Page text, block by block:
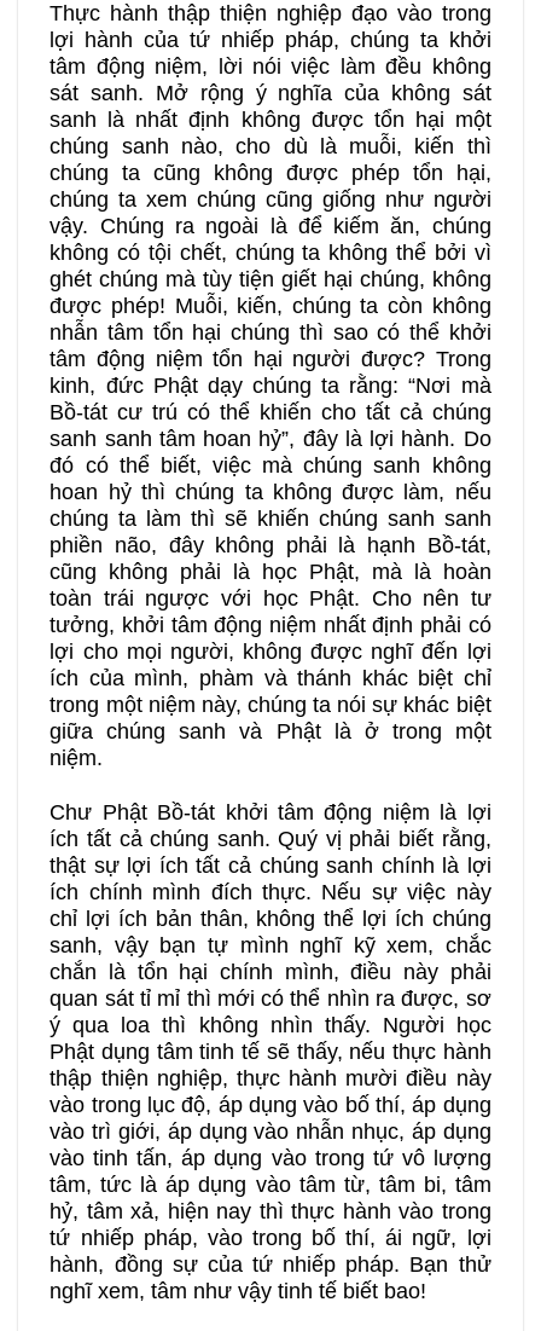
Thực hành thập thiện nghiệp đạo vào trong
lợi hành của tứ nhiếp pháp, chúng ta khởi
tâm động niệm, lời nói việc làm đều không
sát sanh. Mở rộng ý nghĩa của không sát
sanh là nhất định không được tổn hại một
chúng sanh nào, cho dù là muỗi, kiến thì
chúng ta cũng không được phép tổn hại,
chúng ta xem chúng cũng giống như người
vậy. Chúng ra ngoài là để kiếm ăn, chúng
không có tội chết, chúng ta không thể bởi vì
ghét chúng mà tùy tiện giết hại chúng, không
được phép! Muỗi, kiến, chúng ta còn không
nhẫn tâm tổn hại chúng thì sao có thể khởi
tâm động niệm tổn hại người được? Trong
kinh, đức Phật dạy chúng ta rằng: “Nơi mà
Bồ-tát cư trú có thể khiến cho tất cả chúng
sanh sanh tâm hoan hỷ”, đây là lợi hành. Do
đó có thể biết, việc mà chúng sanh không
hoan hỷ thì chúng ta không được làm, nếu
chúng ta làm thì sẽ khiến chúng sanh sanh
phiền não, đây không phải là hạnh Bồ-tát,
cũng không phải là học Phật, mà là hoàn
toàn trái ngược với học Phật. Cho nên tư
tưởng, khởi tâm động niệm nhất định phải có
lợi cho mọi người, không được nghĩ đến lợi
ích của mình, phàm và thánh khác biệt chỉ
trong một niệm này, chúng ta nói sự khác biệt
giữa chúng sanh và Phật là ở trong một
niệm.
Chư Phật Bồ-tát khởi tâm động niệm là lợi
ích tất cả chúng sanh. Quý vị phải biết rằng,
thật sự lợi ích tất cả chúng sanh chính là lợi
ích chính mình đích thực. Nếu sự việc này
chỉ lợi ích bản thân, không thể lợi ích chúng
sanh, vậy bạn tự mình nghĩ kỹ xem, chắc
chắn là tổn hại chính mình, điều này phải
quan sát tỉ mỉ thì mới có thể nhìn ra được, sơ
ý qua loa thì không nhìn thấy. Người học
Phật dụng tâm tinh tế sẽ thấy, nếu thực hành
thập thiện nghiệp, thực hành mười điều này
vào trong lục độ, áp dụng vào bố thí, áp dụng
vào trì giới, áp dụng vào nhẫn nhục, áp dụng
vào tinh tấn, áp dụng vào trong tứ vô lượng
tâm, tức là áp dụng vào tâm từ, tâm bi, tâm
hỷ, tâm xả, hiện nay thì thực hành vào trong
tứ nhiếp pháp, vào trong bố thí, ái ngữ, lợi
hành, đồng sự của tứ nhiếp pháp. Bạn thử
nghĩ xem, tâm như vậy tinh tế biết bao!